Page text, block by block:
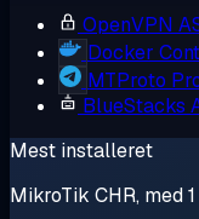
OpenVPN
Docker
MTProto
BlueStacks
Mest installeret
MikroTik CHR, med